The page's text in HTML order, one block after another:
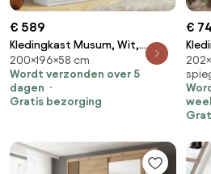
€ 589
Kledingkast Musum, Wit,
200x196x58cm, 170 kg,
Kledingkast deuren: Met
scharnieren
200×196×58 cm
Wordt verzonden over 5
dagen
Gratis bezorging
€